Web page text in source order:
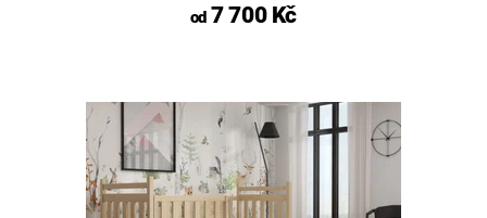
od7 700 Kč